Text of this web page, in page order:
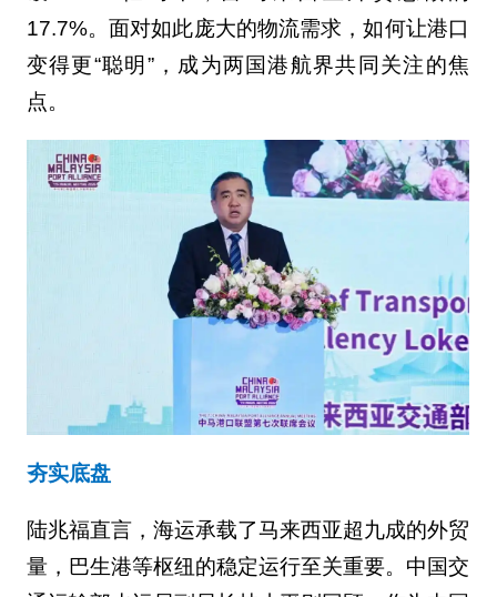
17.7%。面对如此庞大的物流需求，如何让港口
变得更“聪明”，成为两国港航界共同关注的焦
点。
夯实底盘
陆兆福直言，海运承载了马来西亚超九成的外贸
量，巴生港等枢纽的稳定运行至关重要。中国交